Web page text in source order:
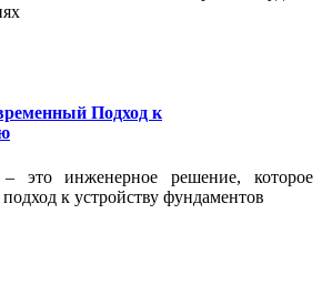
Подход к
это инженерное решение, которое
к устройству фундаментов